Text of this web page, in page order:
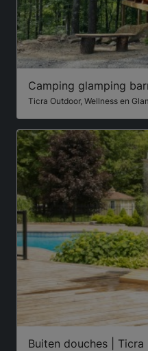
Camping glamping
Ticra Outdoor, Wellness en
Buiten douches |